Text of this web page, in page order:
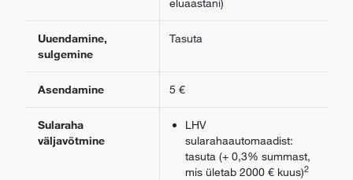
eluaastani)
Uuendamine,
sulgemine
Tasuta
Asendamine 5 €
Sularaha
väljavõtmine
LHV
sularahaautomaadist:
tasuta (+ 0,3% summast,
mis ületab 2000 € kuus)2